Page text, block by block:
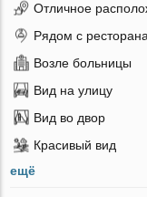
Отличное
Рядом с
Возле больницы
Вид на улицу
Вид во двор
Красивый вид
ещё